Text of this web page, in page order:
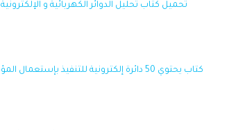
تحميل كتاب تحليل الدوائر الكهربائية و الإلكترونية pdf - Electronic Circuit Analysis.
كتاب يحتوي 50 دائرة إلكترونية للتنفيذ بإستعمال المؤقت NE555، مع شرح مفصل لكل دائرة.